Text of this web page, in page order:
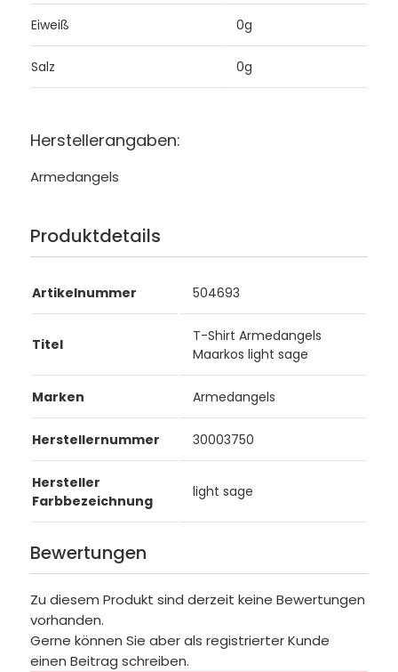
Eiweiß 0g
Salz 0g
Herstellerangaben:
Armedangels
Produktdetails
Artikelnummer 504693
Titel
T-Shirt Armedangels
Maarkos light sage
Marken Armedangels
Herstellernummer 30003750
Hersteller
Farbbezeichnung
light sage
Bewertungen
Zu diesem Produkt sind derzeit keine Bewertungen
vorhanden.
Gerne können Sie aber als registrierter Kunde
einen Beitrag schreiben.